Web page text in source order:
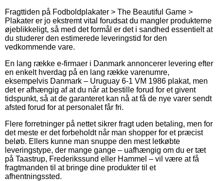
Fragttiden på Fodboldplakater > The Beautiful Game >
Plakater er jo ekstremt vital forudsat du mangler produkterne
øjeblikkeligt, så med det formål er det i sandhed essentielt at
du studerer den estimerede leveringstid for den
vedkommende vare.
En lang række e-firmaer i Danmark annoncerer levering efter
en enkelt hverdag på en lang række varenumre,
eksempelvis Danmark – Uruguay 6-1 VM 1986 plakat, men
det er afhængig af at du når at bestille forud for et givent
tidspunkt, så at de garanteret kan nå at få de nye varer sendt
afsted forud for at personalet får fri.
Flere forretninger på nettet sikrer fragt uden betaling, men for
det meste er det forbeholdt når man shopper for et præcist
beløb. Ellers kunne man snuppe den mest letkøbte
leveringstype, der mange gange – uafhængig om du er tæt
på Taastrup, Frederikssund eller Hammel – vil være at få
fragtmanden til at bringe dine produkter til et
afhentningssted.